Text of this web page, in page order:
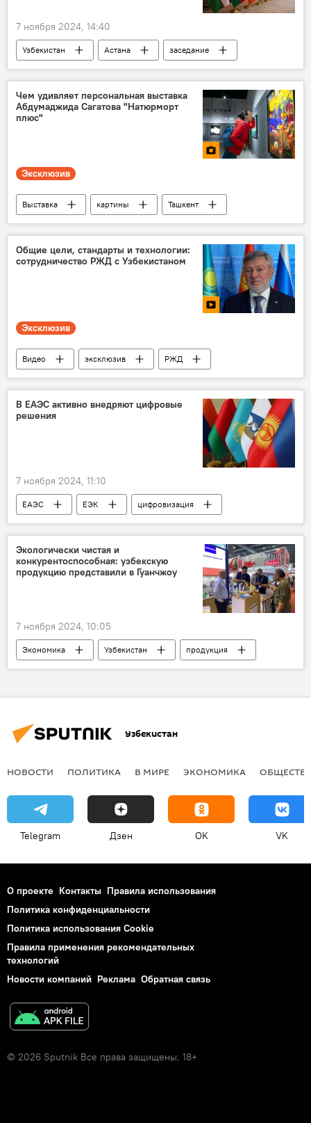
7 ноября 2024, 14:40
Узбекистан Астана
заседание
сотрудничество
техника
Чем удивляет персональная выставка
Абдумаджида Сагатова "Натюрморт
плюс"
Эксклюзив
Выставка картины
Ташкент
творчество
художник
фотолента
Фото
Общие цели, стандарты и технологии:
сотрудничество РЖД с Узбекистаном
Эксклюзив
Видео эксклюзив
РЖД
Узбекистан
сотрудничество
В ЕАЭС активно внедряют цифровые
решения
7 ноября 2024, 11:10
ЕАЭС ЕЭК цифровизация
Экологически чистая и
конкурентоспособная: узбекскую
продукцию представили в Гуанчжоу
7 ноября 2024, 10:05
Экономика Узбекистан
продукция
Выставка
Китай
Узбекистан
НОВОСТИ ПОЛИТИКА В МИРЕ ЭКОНОМИКА
Telegram Дзен OK VK
О проекте Контакты Правила использования
Политика конфиденциальности
Политика использования Cookie
Правила применения рекомендательных
технологий
Новости компаний Реклама Обратная связь
© 2026 Sputnik Все права защищены. 18+